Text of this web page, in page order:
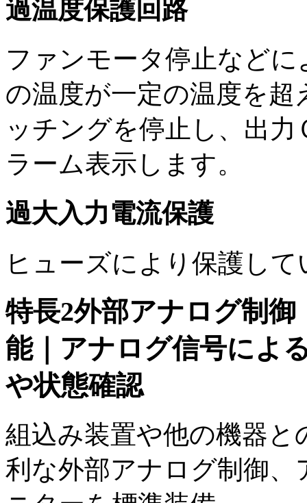
過温度保護回路
ファンモータ停止などに
の温度が一定の温度を超
ッチングを停止し、出力
ラーム表示します。
過大入力電流保護
ヒューズにより保護して
特長2外部アナログ制御
能｜アナログ信号によ
や状態確認
組込み装置や他の機器と
利な外部アナログ制御、